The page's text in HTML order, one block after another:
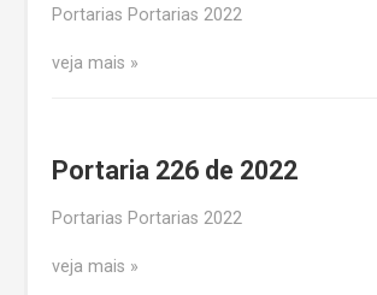
Portarias Portarias 2022
veja mais
Portaria 226 de 2022
Portarias Portarias 2022
veja mais